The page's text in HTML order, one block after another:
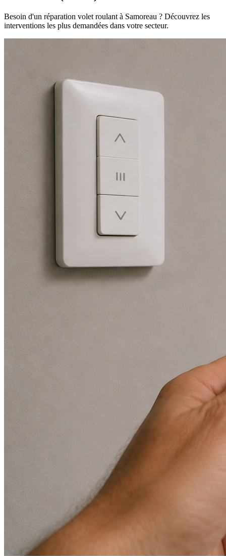
Besoin d'un réparation volet roulant à Samoreau ? Découvrez les
interventions les plus demandées dans votre secteur.